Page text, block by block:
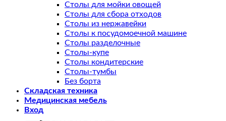
Столы для мойки овощей
Столы для сбора отходов
Столы из нержавейки
Столы к посудомоечной машине
Столы разделочные
Столы-купе
Столы кондитерские
Столы-тумбы
Без борта
Складская техника
Медицинская мебель
Вход